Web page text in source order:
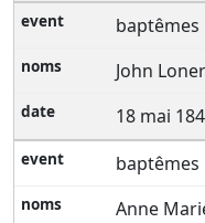
baptêmes
John
18 mai
baptêmes
Anne